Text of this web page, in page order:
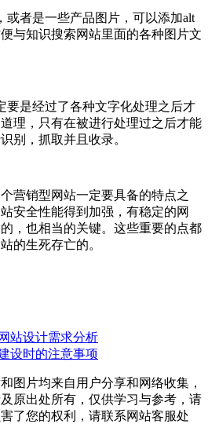
者是一些产品图片，可以添加alt
与知识搜索网站里面的各种图片文
是经过了各种文字化处理之后才
理，只有在被进行处理过之后才能
别，抓取并且收录。
营销型网站一定要具备的特点之
安全性能得到加强，有稳定的网
，也相当的关键。这些重要的点都
的生死存亡的。
站设计需求分析
设时的注意事项
图片均来自用户分享和网络收集，
原出处所有，仅供学习与参考，请
了您的权利，请联系网站客服处